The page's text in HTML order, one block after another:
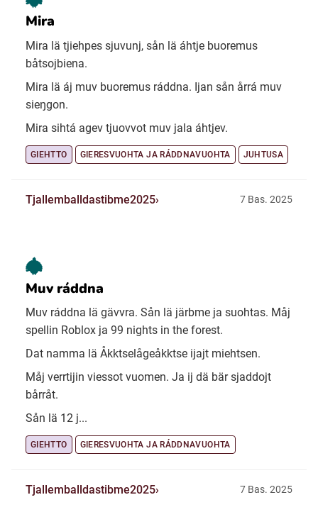
Mira
Mira lä tjiehpes sjuvunj, sån lä áhtje buoremus
båtsojbiena.
Mira lä áj muv buoremus ráddna. Ijan sån årrá muv
sieŋgon.
Mira sihtá agev tjuovvot muv jala áhtjev.
GIEHTTO GIERESVUOHTA JA RÁDDNAVUOHTA JUHTUSA
Tjallemballdastibme2025 7 Bas. 2025
Muv ráddna
Muv ráddna lä gävvra. Sån lä järbme ja suohtas. Måj
spellin Roblox ja 99 nights in the forest.
Dat namma lä Åkktselågeåkktse ijajt miehtsen.
Måj verrtijin viessot vuomen. Ja ij dä bär sjaddojt
bårråt.
Sån lä 12 j...
GIEHTTO GIERESVUOHTA JA RÁDDNAVUOHTA
Tjallemballdastibme2025 7 Bas. 2025